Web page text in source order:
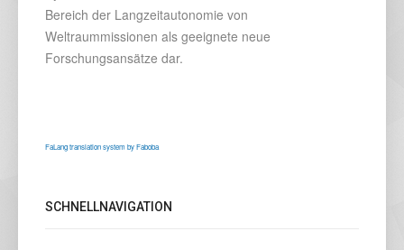
Bereich der Langzeitautonomie von
Weltraummissionen als geeignete neue
Forschungsansätze dar.
FaLang translation system by Faboba
SCHNELLNAVIGATION